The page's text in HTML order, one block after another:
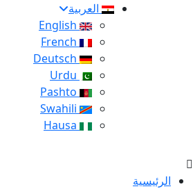
العربية
الرئيسية